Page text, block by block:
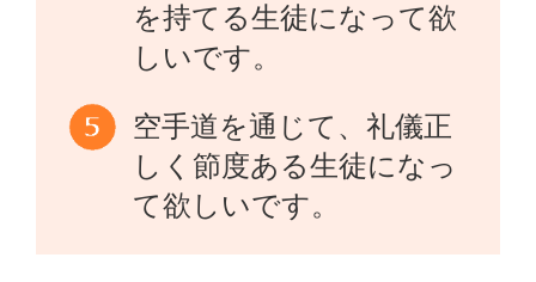
を持てる生徒になって欲
しいです。
空手道を通じて、礼儀正
しく節度ある生徒になっ
て欲しいです。